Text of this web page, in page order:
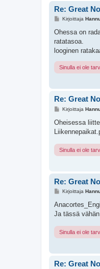
Re: Great
V
e
t
i
Kirjoittaja
Ohessa on
ratatasoa.
looginen
Sinulla ei ole
Re: Great
V
e
t
Kirjoittaja
Oheisessa
Sinulla ei ole
Re: Great
V
e
t
Kirjoittaja
Ja tässä
Sinulla ei ole
Re: Great